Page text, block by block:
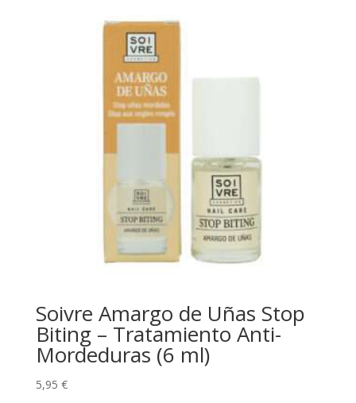
Soivre Amargo de Uñas Stop
Biting – Tratamiento Anti-
Mordeduras (6 ml)
5,95 €